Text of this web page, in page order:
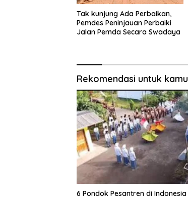
Tak kunjung Ada Perbaikan,
Pemdes Peninjauan Perbaiki
Jalan Pemda Secara Swadaya
Rekomendasi untuk kamu
6 Pondok Pesantren di